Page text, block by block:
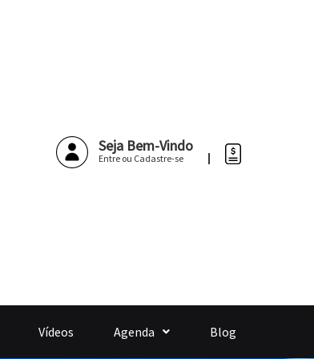
Seja Bem-Vindo
Entre ou Cadastre-se
Vídeos Agenda Blog